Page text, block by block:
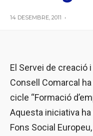
14 DESEMBRE, 2011 •
El Servei de creació
Consell Comarcal
cicle “Formació
Aquesta iniciativa
Fons Social